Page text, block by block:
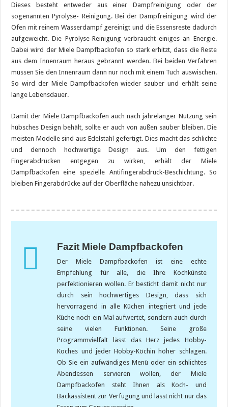
Dieses besteht entweder aus einer Dampfreinigung oder der
sogenannten Pyrolyse- Reinigung. Bei der Dampfreinigung wird der
Ofen mit reinem Wasserdampf gereinigt und die Essensreste dadurch
aufgeweicht. Die Pyrolyse-Reinigung verbraucht einiges an Energie.
Dabei wird der Miele Dampfbackofen so stark erhitzt, dass die Reste
aus dem Innenraum heraus gebrannt werden. Bei beiden Verfahren
müssen Sie den Innenraum dann nur noch mit einem Tuch auswischen.
So wird der Miele Dampfbackofen wieder sauber und erhält seine
lange Lebensdauer.
Damit der Miele Dampfbackofen auch nach jahrelanger Nutzung sein
hübsches Design behält, sollte er auch von außen sauber bleiben. Die
meisten Modelle sind aus Edelstahl gefertigt. Dies macht das schlichte
und dennoch hochwertige Design aus. Um den fettigen
Fingerabdrücken entgegen zu wirken, erhält der Miele
Dampfbackofen eine spezielle Antifingerabdruck-Beschichtung. So
bleiben Fingerabdrücke auf der Oberfläche nahezu unsichtbar.
Fazit Miele Dampfbackofen
Der Miele Dampfbackofen ist eine echte
Empfehlung für alle, die Ihre Kochkünste
perfektionieren wollen. Er besticht damit nicht nur
durch sein hochwertiges Design, dass sich
hervorragend in alle Küchen integriert und jede
Küche noch ein Mal aufwertet, sondern auch durch
seine vielen Funktionen. Seine große
Programmvielfalt lässt das Herz jedes Hobby-
Koches und jeder Hobby-Köchin höher schlagen.
Ob Sie ein aufwändiges Menü oder ein schlichtes
Abendessen servieren wollen, der Miele
Dampfbackofen steht Ihnen als Koch- und
Backassistent zur Verfügung und lässt nicht nur das